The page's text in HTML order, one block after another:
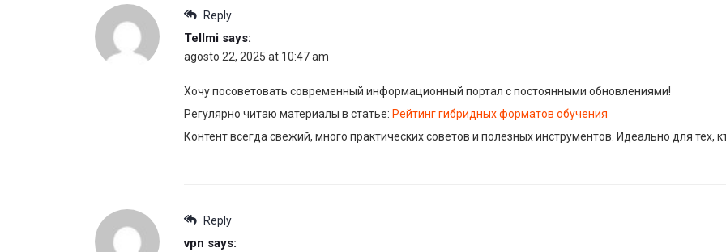
Reply
Tellmi says:
agosto 22, 2025 at 10:47 am
Хочу посоветовать современный информационный портал с постоянными обновлениями!
Регулярно читаю материалы в статье: Рейтинг гибридных форматов обучения
Контент всегда свежий, много практических советов и полезных инструментов. Идеально для тех,
Reply
vpn says: